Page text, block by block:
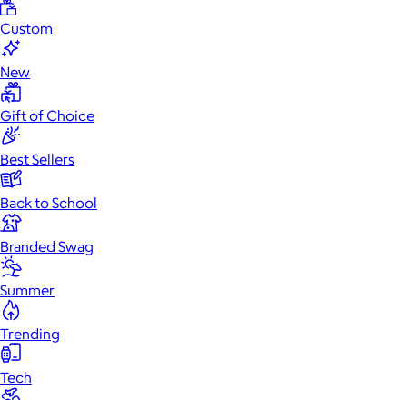
Custom
New
Gift of Choice
Best Sellers
Back to School
Branded Swag
Summer
Trending
Tech